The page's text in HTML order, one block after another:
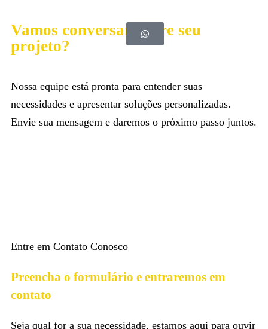
Vamos conversar sobre seu
projeto?
Nossa equipe está pronta para entender suas
necessidades e apresentar soluções personalizadas.
Envie sua mensagem e daremos o próximo passo juntos.
Entre em Contato Conosco
Preencha o formulário e entraremos em
contato
Seja qual for a sua necessidade, estamos aqui para ouvir